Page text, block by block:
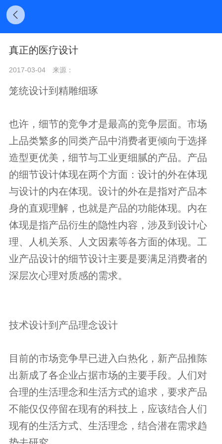
真正的医疗设计
2017-03-04 来源：
笼统设计到精雕细琢
也许，细节的竞争才是最高的竞争层面。市场
上品类繁多的同类产品中消费者更倾向于选择
造型更优美，细节与工业更细腻的产品。产品
的细节设计体现在两个方面：设计的外在体现
与设计的内在体现。设计的外在是指对产品本
身的直观理解，也就是产品的功能体现。内在
体现是指产品衍生的隐性内容，涉及到设计心
理、人机关系、人文因素等各方面的体现。工
业产品设计的细节设计主要是要满足消费者的
深层次心理对质感的需求。
技术设计到产品理念设计
目前的市场竞争早已进入白热化，新产品推陈
出新成了各企业占据市场的主要手段。人们对
合理的生活理念和生活方式的追求，要求产品
不能仅仅停留在现有的科技上，应该结合人们
现有的生活方式、生活理念，结合潜在需求趋